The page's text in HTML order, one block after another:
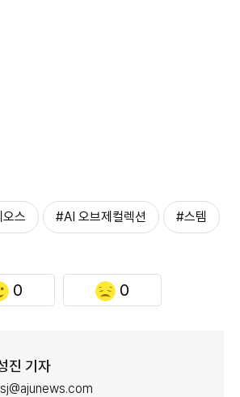
스 #AI 오브제컬렉션 #스템
0 0
진 기자